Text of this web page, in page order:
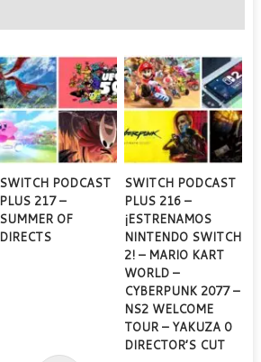
SWITCH PODCAST
PLUS 217 –
SUMMER OF
DIRECTS
SWITCH PODCAST
PLUS 216 –
¡ESTRENAMOS
NINTENDO SWITCH
2! – MARIO KART
WORLD –
CYBERPUNK 2077 –
NS2 WELCOME
TOUR – YAKUZA 0
DIRECTOR’S CUT